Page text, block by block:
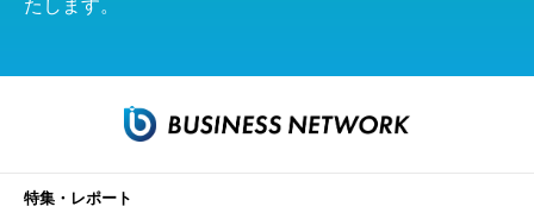
たします。
特集・レポート